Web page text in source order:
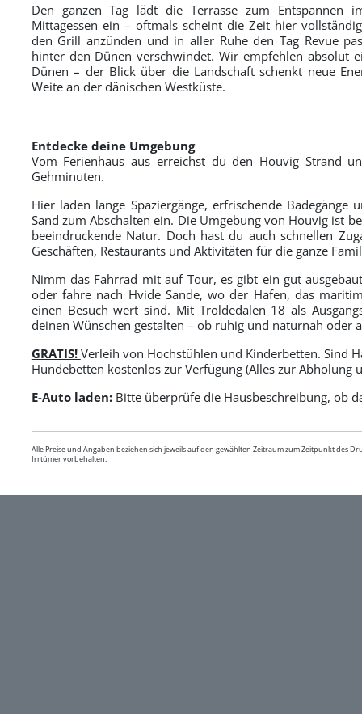
Den ganzen Tag lädt die Terrasse zum Entspannen
Mittagessen ein – oftmals scheint die Zeit hier
den Grill anzünden und in aller Ruhe den Tag Revue
hinter den Dünen verschwindet. Wir empfehlen absolut
Dünen – der Blick über die Landschaft schenkt neue
Weite an der dänischen Westküste.
Entdecke deine Umgebung
Vom Ferienhaus aus erreichst du den Houvig Strand
Gehminuten.
Hier laden lange Spaziergänge, erfrischende
Sand zum Abschalten ein. Die Umgebung von Houvig ist
beeindruckende Natur. Doch hast du auch schnellen
Geschäften, Restaurants und Aktivitäten für die ganze
Nimm das Fahrrad mit auf Tour, es gibt ein gut
oder fahre nach Hvide Sande, wo der Hafen, das
einen Besuch wert sind. Mit Troldedalen 18 als
deinen Wünschen gestalten – ob ruhig und naturnah oder
GRATIS! Verleih von Hochstühlen und Kinderbetten. Sind
Hundebetten kostenlos zur Verfügung (Alles zur Abholung
E-Auto laden: Bitte überprüfe die Hausbeschreibung, ob
Alle Preise und Angaben beziehen sich jeweils auf den gewählten Zeitraum zum Zeitpunkt des
Irrtümer vorbehalten.